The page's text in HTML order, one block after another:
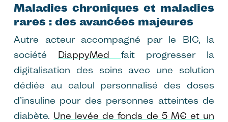
Maladies chroniques et maladies
rares : des avancées majeures
Autre acteur accompagné par le BIC, la
société DiappyMed fait progresser la
digitalisation des soins avec une solution
dédiée au calcul personnalisé des doses
d’insuline pour des personnes atteintes de
diabète. Une levée de fonds de 5 M€ et un